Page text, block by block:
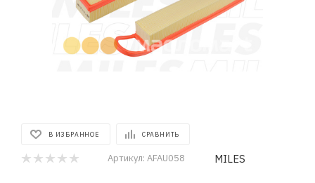
В ИЗБРАННОЕ СРАВНИТЬ
Артикул: AFAU058 MILES